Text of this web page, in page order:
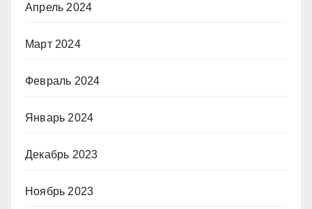
Апрель 2024
Март 2024
Февраль 2024
Январь 2024
Декабрь 2023
Ноябрь 2023